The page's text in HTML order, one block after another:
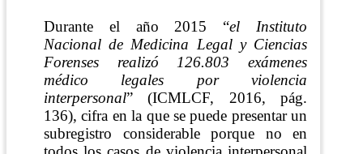
Durante el año 2015 “el Instituto
Nacional de Medicina Legal y Ciencias
Forenses realizó 126.803 exámenes
médico legales por violencia
interpersonal”
(ICMLCF, 2016, pág.
136), cifra en la que se puede presentar un
subregistro considerable porque no en